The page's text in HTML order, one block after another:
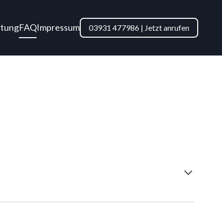
FAQImpressum 03931 477986 | Jetzt anrufen